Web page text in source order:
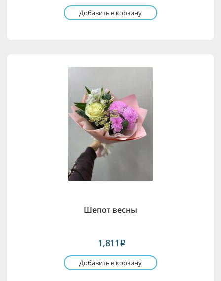
Добавить в корзину
Шепот весны
1,811 i
Добавить в корзину